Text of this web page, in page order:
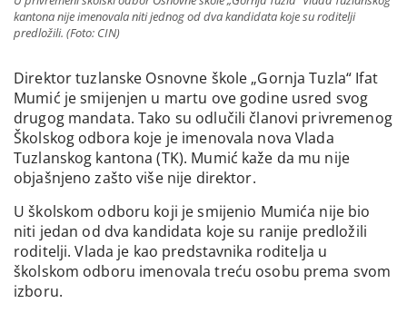
kantona nije imenovala niti jednog od dva kandidata koje su roditelji
predložili. (Foto: CIN)
Direktor tuzlanske Osnovne škole „Gornja Tuzla“ Ifat
Mumić je smijenjen u martu ove godine usred svog
drugog mandata. Tako su odlučili članovi privremenog
Školskog odbora koje je imenovala nova Vlada
Tuzlanskog kantona (TK). Mumić kaže da mu nije
objašnjeno zašto više nije direktor.
U školskom odboru koji je smijenio Mumića nije bio
niti jedan od dva kandidata koje su ranije predložili
roditelji. Vlada je kao predstavnika roditelja u
školskom odboru imenovala treću osobu prema svom
izboru.